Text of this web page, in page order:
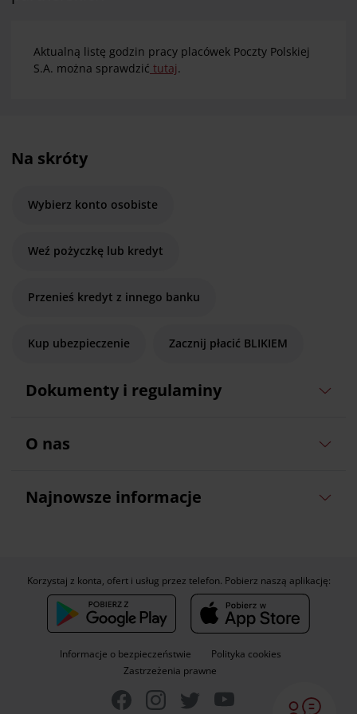
Aktualną listę godzin pracy placówek Poczty Polskiej
S.A. można sprawdzić tutaj.
Na skróty
Wybierz konto osobiste
Weź pożyczkę lub kredyt
Przenieś kredyt z innego banku
Kup ubezpieczenie Zacznij płacić BLIKIEM
Dokumenty i regulaminy
O nas
Najnowsze informacje
Informacje o bezpieczeństwie
Polityka cookies
Zastrzeżenia prawne
Korzystaj z konta, ofert i usług przez telefon. Pobierz naszą aplikację: